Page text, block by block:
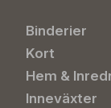
Binderier
Kort
Hem &
Inneväxter